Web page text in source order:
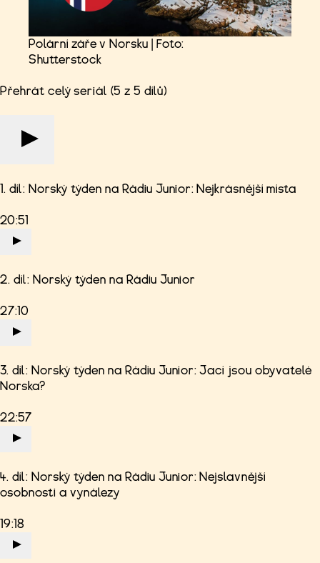
Polární záře v Norsku | Foto:
Shutterstock
Přehrát celý seriál (5 z 5 dílů)
1. díl: Norský týden na Rádiu Junior: Nejkrásnější místa
20:51
2. díl: Norský týden na Rádiu Junior
27:10
3. díl: Norský týden na Rádiu Junior: Jací jsou obyvatelé
Norska?
22:57
4. díl: Norský týden na Rádiu Junior: Nejslavnější
osobnosti a vynálezy
19:18